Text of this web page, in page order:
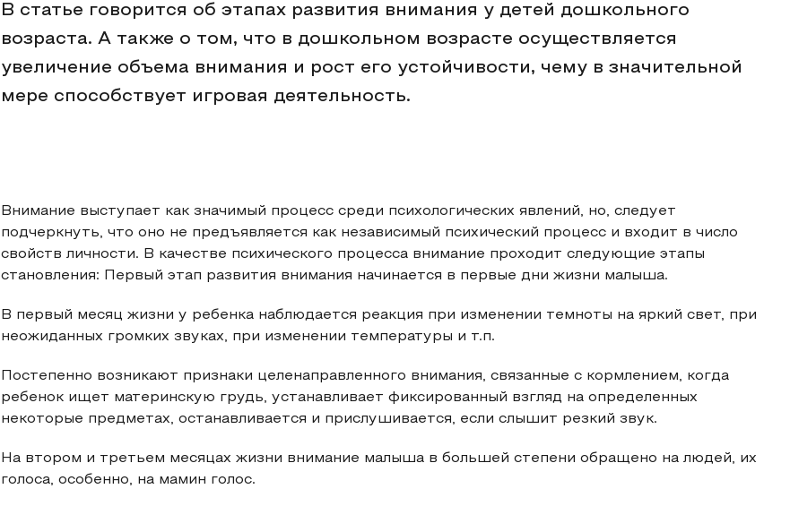
В статье говорится об этапах развития внимания у детей дошкольного
возраста. А также о том, что в дошкольном возрасте осуществляется
увеличение объема внимания и рост его устойчивости, чему в значительной
мере способствует игровая деятельность.
Внимание выступает как значимый процесс среди психологических явлений, но, следует
подчеркнуть, что оно не предъявляется как независимый психический процесс и входит в число
свойств личности. В качестве психического процесса внимание проходит следующие этапы
становления: Первый этап развития внимания начинается в первые дни жизни малыша.
В первый месяц жизни у ребенка наблюдается реакция при изменении темноты на яркий свет, при
неожиданных громких звуках, при изменении температуры и т.п.
Постепенно возникают признаки целенаправленного внимания, связанные с кормлением, когда
ребенок ищет материнскую грудь, устанавливает фиксированный взгляд на определенных
некоторые предметах, останавливается и прислушивается, если слышит резкий звук.
На втором и третьем месяцах жизни внимание малыша в большей степени обращено на людей, их
голоса, особенно, на мамин голос.